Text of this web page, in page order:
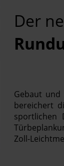
Der
Gebaut
bereichert
Zoll-